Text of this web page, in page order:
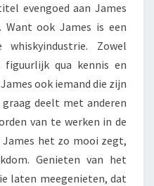
evengoed aan James
Want ook James is een
Zowel
qua kennis en
ook iemand die zijn
deelt met anderen
van te werken in de
James het zo mooi zegt,
Genieten van het
laten meegenieten, dat